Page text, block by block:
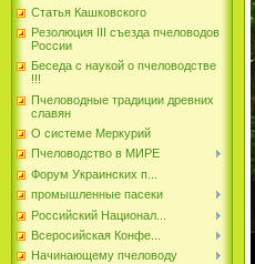
Статья Кашковского
Резолюция III съезда пчеловодов
России
Беседа с наукой о пчеловодстве
!!!
Пчеловодные традиции древних
славян
О системе Меркурий
Пчеловодство в МИРЕ
Форум Украинских п...
промышленные пасеки
Российский Национал...
Всеросийская Конфе...
Начинающему пчеловоду